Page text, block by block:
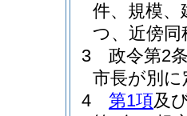
件、規模
つ、近傍
3
政令第2
市長が別
4
第1項及